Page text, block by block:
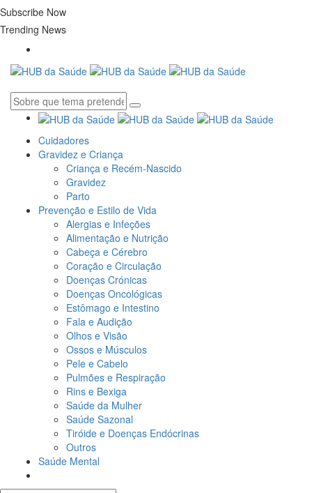
Subscribe Now
Trending News
Cuidadores
Gravidez e Criança
Criança e Recém-Nascido
Gravidez
Parto
Prevenção e Estilo de Vida
Alergias e Infeções
Alimentação e Nutrição
Cabeça e Cérebro
Coração e Circulação
Doenças Crónicas
Doenças Oncológicas
Estômago e Intestino
Fala e Audição
Olhos e Visão
Ossos e Músculos
Pele e Cabelo
Pulmões e Respiração
Rins e Bexiga
Saúde da Mulher
Saúde Sazonal
Tiróide e Doenças Endócrinas
Outros
Saúde Mental